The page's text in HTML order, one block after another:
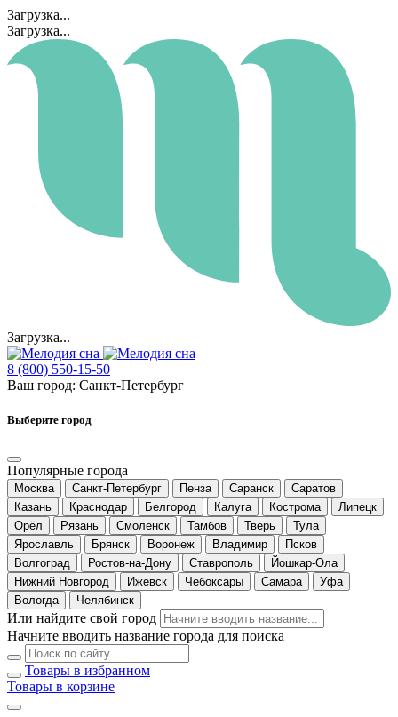
Загрузка...
Загрузка...
Загрузка...
8 (800) 550-15-50
Ваш город: Санкт-Петербург
Выберите город
Популярные города
Москва Санкт-Петербург Пенза Саранск
Саратов
Казань
Краснодар Белгород Калуга Кострома
Липецк
Орёл
Рязань Смоленск Тамбов Тверь
Тула
Ярославль
Брянск Воронеж Владимир
Псков
Волгоград
Ростов-на-Дону Ставрополь
Йошкар-Ола
Нижний Новгород
Ижевск Чебоксары Самара
Уфа
Вологда
Челябинск
Или найдите свой город
Начните вводить название города для поиска
Товары в избранном
Товары в корзине